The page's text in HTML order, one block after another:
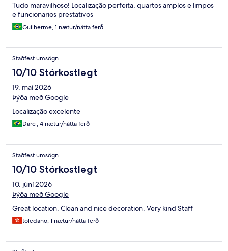
Tudo maravilhoso! Localização perfeita, quartos amplos e limpos
e funcionarios prestativos
Guilherme, 1 nætur/nátta ferð
Staðfest umsögn
10/10 Stórkostlegt
19. maí 2026
Þýða með Google
Localização excelente
Darci, 4 nætur/nátta ferð
Staðfest umsögn
10/10 Stórkostlegt
10. júní 2026
Þýða með Google
Great location. Clean and nice decoration. Very kind Staff
toledano, 1 nætur/nátta ferð